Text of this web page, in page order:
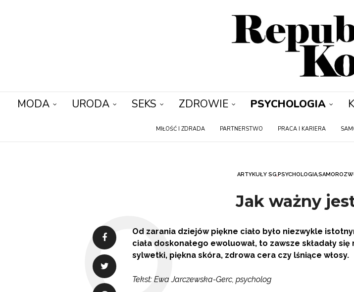
MODA URODA SEKS ZDROWIE PSYCHOLOGIA
MIŁOŚĆ I ZDRADA PARTNERSTWO PRACA I KARIERA
ARTYKUŁY SG,PSYCHOLOGIA,
Jak ważny
Od zarania dziejów piękne ciało było niezwykle
ciała doskonałego ewoluował, to zawsze składały
sylwetki, piękna skóra, zdrowa cera czy lśniące włosy.
Tekst: Ewa Jarczewska-Gerc, psycholog